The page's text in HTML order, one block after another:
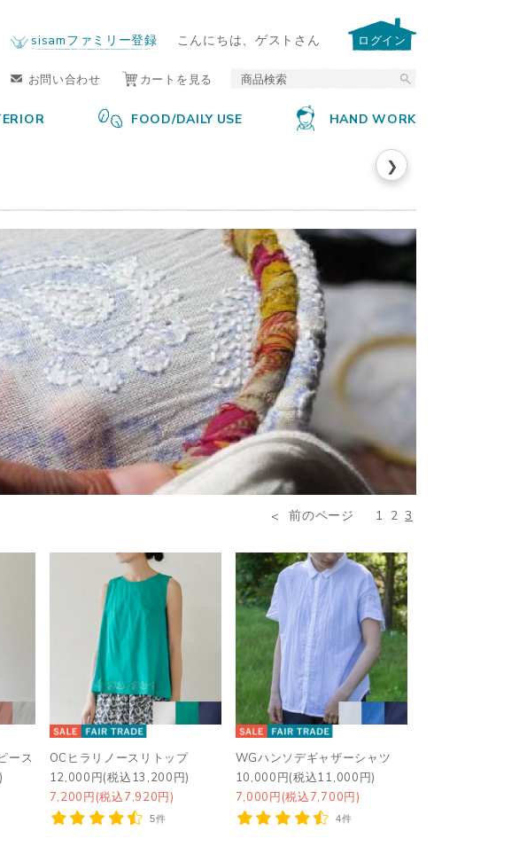
sisam FAIR TRADE
sisamファミリー登録 こんにちは、ゲストさん ログイン
お問い合わせ カートを見る
FOOD/DAILY USE HAND WORK
❯
前のページ 1 2 3
ース
OCヒラリノースリトップ
12,000円(税込13,200円)
7,200円(税込7,920円)
5件
WGハンソデギャザーシャツ
10,000円(税込11,000円)
7,000円(税込7,700円)
4件